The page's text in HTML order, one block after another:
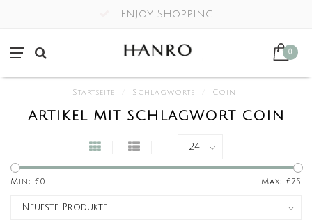
Enjoy Shopping
0
Startseite Schlagworte Coin
ARTIKEL MIT SCHLAGWORT COIN
Min: €0 Max: €75